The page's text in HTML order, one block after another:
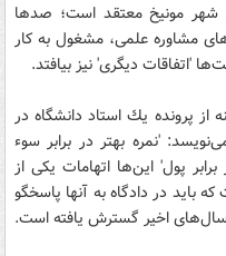
شهر مونیخ معتقد است؛ صدها
مشاوره علمی، مشغول به كار
'اتفاقات دیگری' نیز بیافتد.
از پرونده یك استاد دانشگاه در
'نمره بهتر در برابر سوء
پول' این‌ها اتهامات یكی از
باید در دادگاه به آنها پاسخگو
سال‌های اخیر گسترش یافته است.